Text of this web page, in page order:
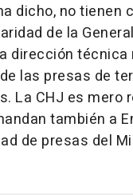
dicho, no tienen
de la
dirección técnica
las presas de
La CHJ es mero
también a
de presas del